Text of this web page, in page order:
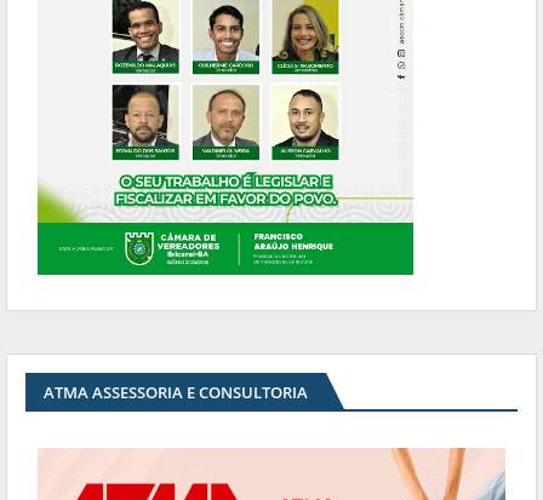
ATMA ASSESSORIA E CONSULTORIA